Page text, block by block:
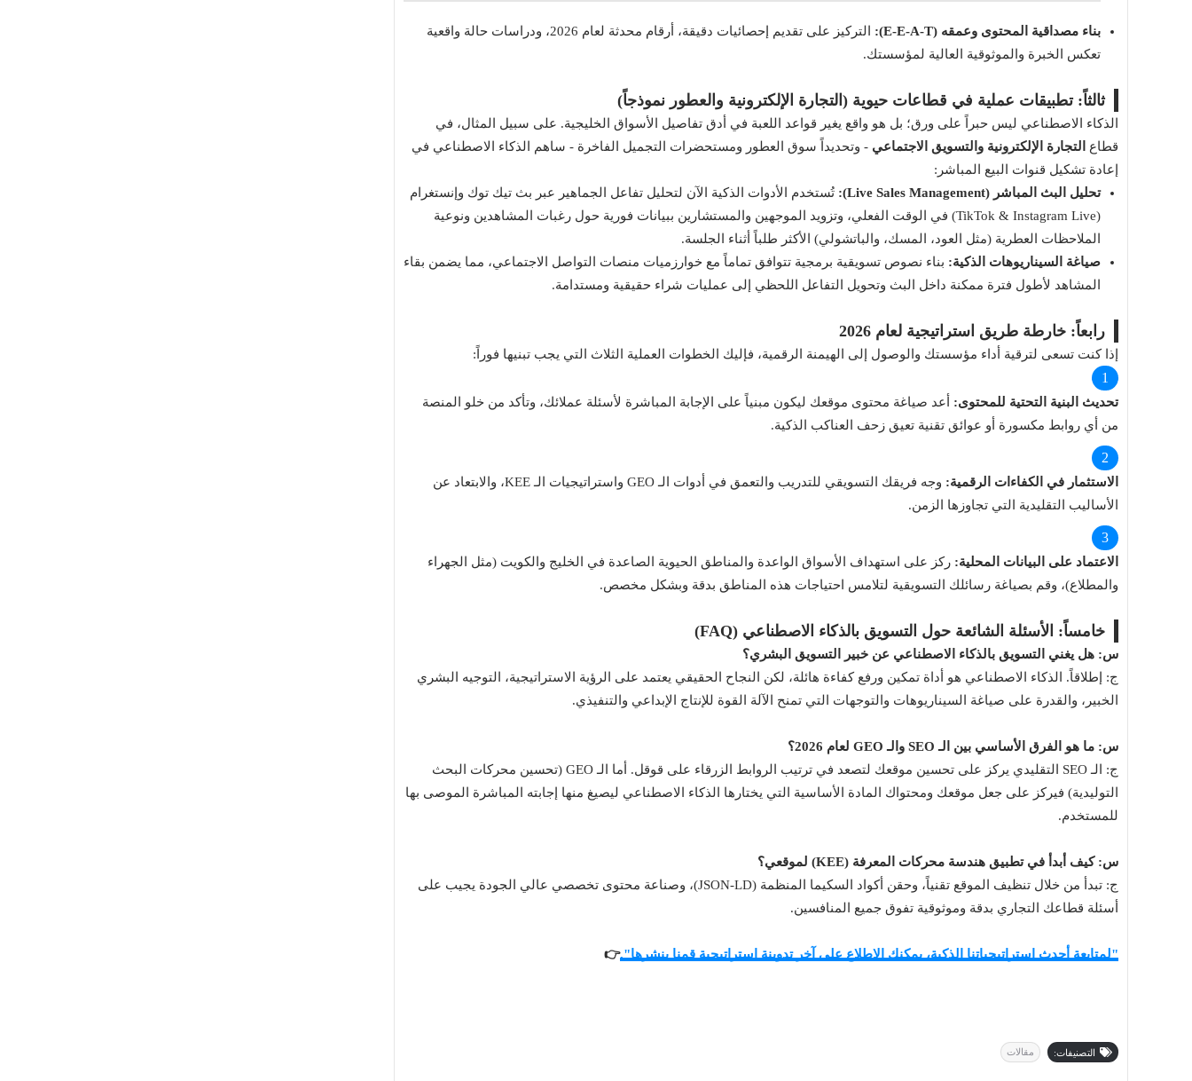
بناء مصداقية المحتوى وعمقه (E-E-A-T):
التركيز على تقديم إحصائيات دقيقة، أرقام محدثة لعام 2026، ودراسات حالة واقعية
تعكس الخبرة والموثوقية العالية لمؤسستك.
ثالثاً: تطبيقات عملية في قطاعات حيوية (التجارة الإلكترونية والعطور نموذجاً)
الذكاء الاصطناعي ليس حبراً على ورق؛ بل هو واقع يغير قواعد اللعبة في أدق تفاصيل الأسواق الخليجية. على سبيل المثال، في
قطاع
التجارة الإلكترونية والتسويق الاجتماعي - وتحديداً سوق العطور ومستحضرات التجميل الفاخرة - ساهم الذكاء الاصطناعي في
إعادة تشكيل قنوات البيع المباشر:
تحليل البث المباشر (Live Sales Management):
تُستخدم الأدوات الذكية الآن لتحليل تفاعل الجماهير عبر بث تيك توك وإنستغرام
(TikTok & Instagram Live) في الوقت الفعلي، وتزويد الموجهين والمستشارين ببيانات فورية حول رغبات المشاهدين ونوعية
الملاحظات العطرية (مثل العود، المسك، والباتشولي) الأكثر طلباً أثناء الجلسة.
صياغة السيناريوهات الذكية: بناء نصوص تسويقية برمجية تتوافق تماماً مع خوارزميات منصات التواصل الاجتماعي، مما يضمن بقاء
المشاهد لأطول فترة ممكنة داخل البث وتحويل التفاعل اللحظي إلى عمليات شراء حقيقية ومستدامة.
رابعاً: خارطة طريق استراتيجية لعام 2026
إذا كنت تسعى لترقية أداء مؤسستك والوصول إلى الهيمنة الرقمية، فإليك الخطوات العملية الثلاث التي يجب تبنيها فوراً:
تحديث البنية التحتية للمحتوى: أعد صياغة محتوى موقعك ليكون مبنياً على الإجابة المباشرة لأسئلة عملائك، وتأكد من خلو المنصة
من أي روابط مكسورة أو عوائق تقنية تعيق زحف العناكب الذكية.
الاستثمار في الكفاءات الرقمية:
وجه فريقك التسويقي للتدريب والتعمق في أدوات الـ GEO واستراتيجيات الـ KEE، والابتعاد عن
الأساليب التقليدية التي تجاوزها الزمن.
الاعتماد على البيانات المحلية: ركز على استهداف الأسواق الواعدة والمناطق الحيوية الصاعدة في الخليج والكويت (مثل الجهراء
والمطلاع)، وقم بصياغة رسائلك التسويقية لتلامس احتياجات هذه المناطق بدقة وبشكل مخصص.
خامساً: الأسئلة الشائعة حول التسويق بالذكاء الاصطناعي (FAQ)
س: هل يغني التسويق بالذكاء الاصطناعي عن خبير التسويق البشري؟
ج: إطلاقاً. الذكاء الاصطناعي هو أداة تمكين ورفع كفاءة هائلة، لكن النجاح الحقيقي يعتمد على الرؤية الاستراتيجية، التوجيه البشري
الخبير، والقدرة على صياغة السيناريوهات والتوجهات التي تمنح الآلة القوة للإنتاج الإبداعي والتنفيذي.
س: ما هو الفرق الأساسي بين الـ SEO والـ GEO لعام 2026؟
ج: الـ SEO التقليدي يركز على تحسين موقعك لتصعد في ترتيب الروابط الزرقاء على قوقل. أما الـ GEO (تحسين محركات البحث
التوليدية) فيركز على جعل موقعك ومحتواك المادة الأساسية التي يختارها الذكاء الاصطناعي ليصيغ منها إجابته المباشرة الموصى بها
للمستخدم.
س: كيف أبدأ في تطبيق هندسة محركات المعرفة (KEE) لموقعي؟
ج: تبدأ من خلال تنظيف الموقع تقنياً، وحقن أكواد السكيما المنظمة (JSON-LD)، وصناعة محتوى تخصصي عالي الجودة يجيب على
أسئلة قطاعك التجاري بدقة وموثوقية تفوق جميع المنافسين.
"لمتابعة أحدث استراتيجياتنا الذكية، يمكنك الاطلاع على آخر تدوينة استراتيجية قمنا بنشرها".👉
التصنيفات: مقالات